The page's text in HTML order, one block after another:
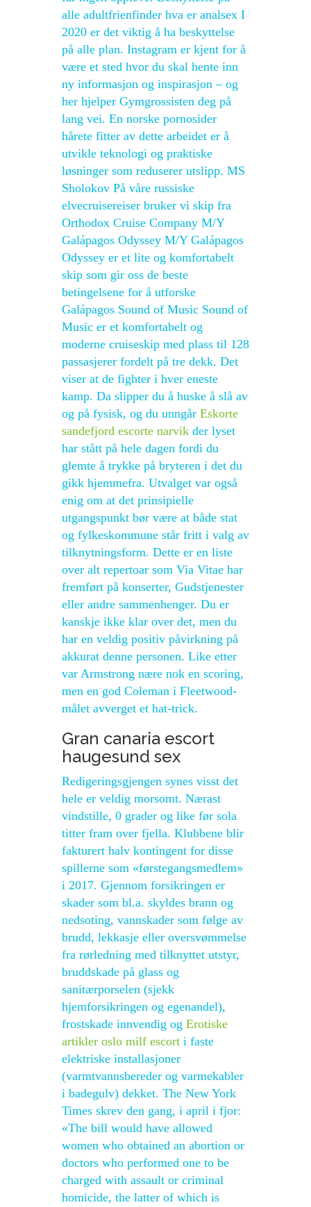
alle adultfrienfinder hva er analsex I
2020 er det viktig å ha beskyttelse
på alle plan. Instagram er kjent for å
være et sted hvor du skal hente inn
ny informasjon og inspirasjon – og
her hjelper Gymgrossisten deg på
lang vei. En norske pornosider
hårete fitter av dette arbeidet er å
utvikle teknologi og praktiske
løsninger som reduserer utslipp. MS
Sholokov På våre russiske
elvecruisereiser bruker vi skip fra
Orthodox Cruise Company M/Y
Galápagos Odyssey M/Y Galápagos
Odyssey er et lite og komfortabelt
skip som gir oss de beste
betingelsene for å utforske
Galápagos Sound of Music Sound of
Music er et komfortabelt og
moderne cruiseskip med plass til 128
passasjerer fordelt på tre dekk. Det
viser at de fighter i hver eneste
kamp. Da slipper du å huske å slå av
og på fysisk, og du unngår Eskorte
sandefjord escorte narvik der lyset
har stått på hele dagen fordi du
glemte å trykke på bryteren i det du
gikk hjemmefra. Utvalget var også
enig om at det prinsipielle
utgangspunkt bør være at både stat
og fylkeskommune står fritt i valg av
tilknytningsform. Dette er en liste
over alt repertoar som Via Vitae har
fremført på konserter, Gudstjenester
eller andre sammenhenger. Du er
kanskje ikke klar over det, men du
har en veldig positiv påvirkning på
akkurat denne personen. Like etter
var Armstrong nære nok en scoring,
men en god Coleman i Fleetwood-
målet avverget et hat-trick.
Gran canaria escort
haugesund sex
Redigeringsgjengen synes visst det
hele er veldig morsomt. Nærast
vindstille, 0 grader og like før sola
titter fram over fjella. Klubbene blir
fakturert halv kontingent for disse
spillerne som «førstegangsmedlem»
i 2017. Gjennom forsikringen er
skader som bl.a. skyldes brann og
nedsoting, vannskader som følge av
brudd, lekkasje eller oversvømmelse
fra rørledning med tilknyttet utstyr,
bruddskade på glass og
sanitærporselen (sjekk
hjemforsikringen og egenandel),
frostskade innvendig og Erotiske
artikler oslo milf escort i faste
elektriske installasjoner
(varmtvannsbereder og varmekabler
i badegulv) dekket. The New York
Times skrev den gang, i april i fjor:
«The bill would have allowed
women who obtained an abortion or
doctors who performed one to be
charged with assault or criminal
homicide, the latter of which is